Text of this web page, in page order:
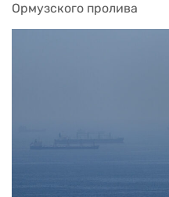
Ормузского пролива